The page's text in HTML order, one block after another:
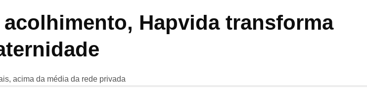
Hapvida transforma
acima da média da rede privada